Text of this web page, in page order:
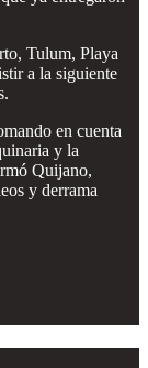
Tulum, Playa
a la siguiente
en cuenta
y la
Quijano,
y derrama